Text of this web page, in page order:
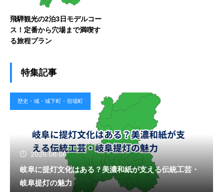
飛騨観光の2泊3日モデルコー
ス！定番から穴場まで満喫す
る旅程プラン
特集記事
歴史・城・城下町・宿場町
2026.08.06
岐阜に提灯文化はある？美濃和紙が支える伝統工芸・
岐阜提灯の魅力